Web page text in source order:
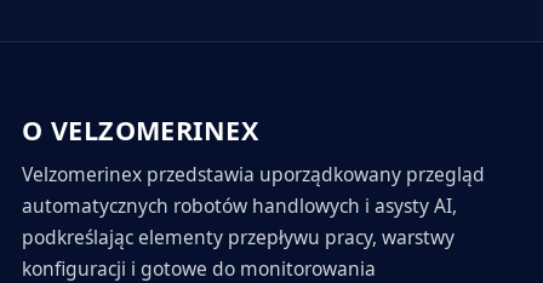
O VELZOMERINEX
Velzomerinex przedstawia uporządkowany przegląd
automatycznych robotów handlowych i asysty AI,
podkreślając elementy przepływu pracy, warstwy
konfiguracji i gotowe do monitorowania